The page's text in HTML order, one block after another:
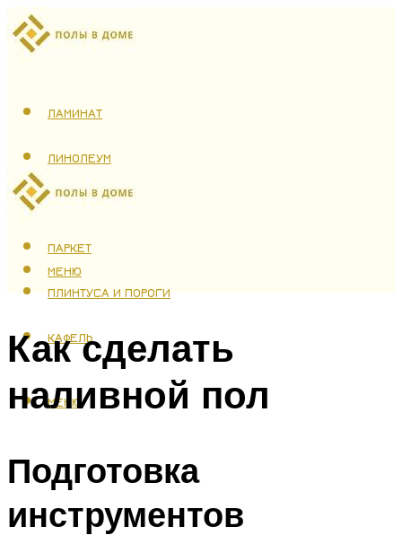
ЛАМИНАТ
ЛИНОЛЕУМ
ТЕПЛЫЙ ПОЛ
ПАРКЕТ
ПЛИНТУСА И ПОРОГИ
КАФЕЛЬ
МЕНЮ
МЕНЮ
Как сделать
наливной пол
Подготовка
инструментов